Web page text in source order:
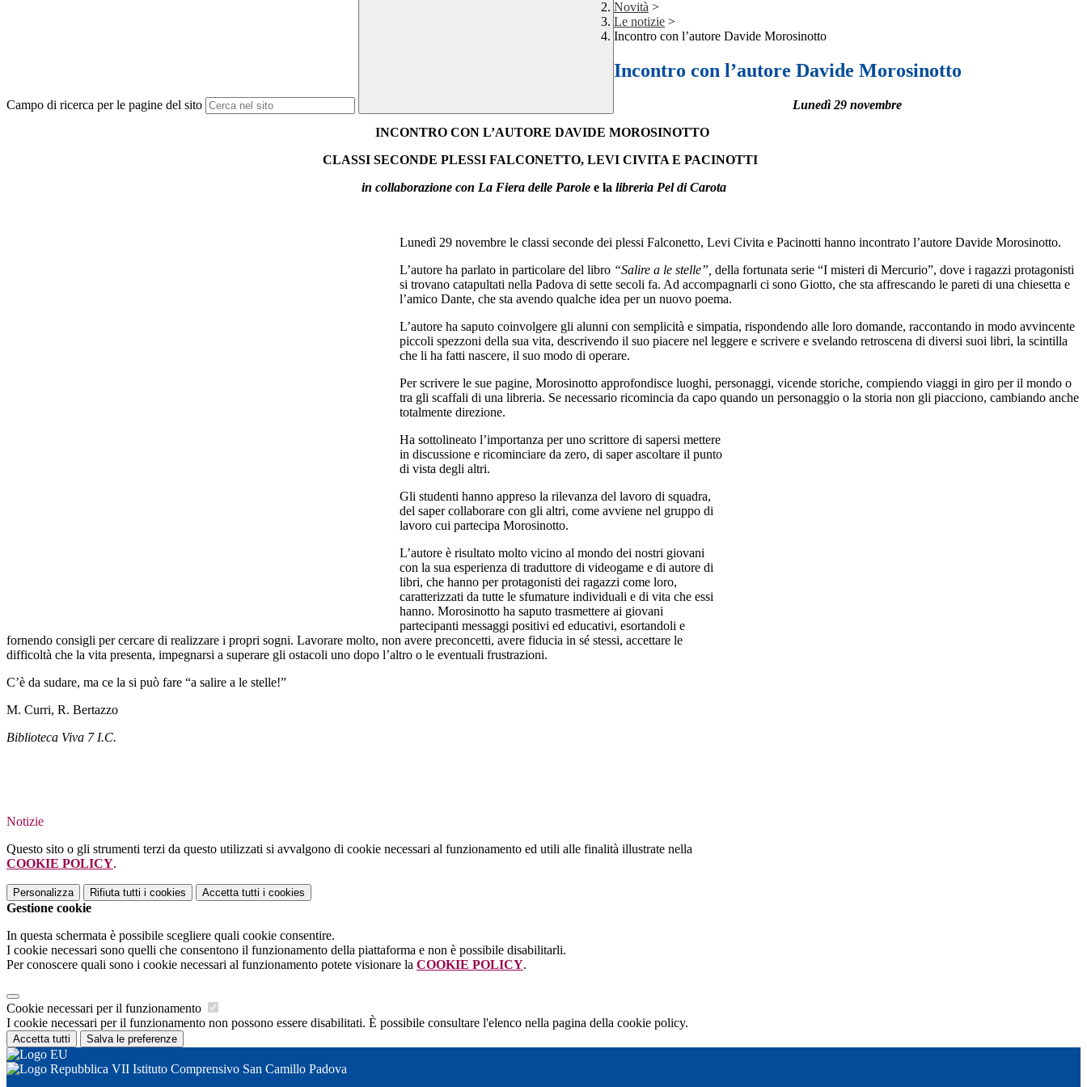
Campo di ricerca per le pagine del sito
Novità >
Le notizie >
Incontro con l’autore Davide Morosinotto
Incontro con l’autore Davide Morosinotto
Lunedì 29 novembre
INCONTRO CON L’AUTORE DAVIDE MOROSINOTTO
CLASSI SECONDE PLESSI FALCONETTO, LEVI CIVITA E PACINOTTI
in collaborazione con La Fiera delle Parolee la libreria Pel di Carota
Lunedì 29 novembre le classi seconde dei plessi Falconetto, Levi Civita e Pacinotti hanno incontrato l’autore Davide Morosinotto.
L’autore ha parlato in particolare del libro “Salire a le stelle”, della fortunata serie “I misteri di Mercurio”, dove i ragazzi protagonisti
si trovano catapultati nella Padova di sette secoli fa. Ad accompagnarli ci sono Giotto, che sta affrescando le pareti di una chiesetta e
l’amico Dante, che sta avendo qualche idea per un nuovo poema.
L’autore ha saputo coinvolgere gli alunni con semplicità e simpatia, rispondendo alle loro domande, raccontando in modo avvincente
piccoli spezzoni della sua vita, descrivendo il suo piacere nel leggere e scrivere e svelando retroscena di diversi suoi libri, la scintilla
che li ha fatti nascere, il suo modo di operare.
Per scrivere le sue pagine, Morosinotto approfondisce luoghi, personaggi, vicende storiche, compiendo viaggi in giro per il mondo o
tra gli scaffali di una libreria. Se necessario ricomincia da capo quando un personaggio o la storia non gli piacciono, cambiando anche
totalmente direzione.
Ha sottolineato l’importanza per uno scrittore di sapersi mettere
in discussione e ricominciare da zero, di saper ascoltare il punto
di vista degli altri.
Gli studenti hanno appreso la rilevanza del lavoro di squadra,
del saper collaborare con gli altri, come avviene nel gruppo di
lavoro cui partecipa Morosinotto.
L’autore è risultato molto vicino al mondo dei nostri giovani
con la sua esperienza di traduttore di videogame e di autore di
libri, che hanno per protagonisti dei ragazzi come loro,
caratterizzati da tutte le sfumature individuali e di vita che essi
hanno. Morosinotto ha saputo trasmettere ai giovani
partecipanti messaggi positivi ed educativi, esortandoli e
fornendo consigli per cercare di realizzare i propri sogni. Lavorare molto, non avere preconcetti, avere fiducia in sé stessi, accettare le
difficoltà che la vita presenta, impegnarsi a superare gli ostacoli uno dopo l’altro o le eventuali frustrazioni.
C’è da sudare, ma ce la si può fare “a salire a le stelle!”
M. Curri, R. Bertazzo
Biblioteca Viva 7 I.C.
Notizie
Questo sito o gli strumenti terzi da questo utilizzati si avvalgono di cookie necessari al funzionamento ed utili alle finalità illustrate nella
COOKIE POLICY.
Personalizza Rifiuta tutti i cookies Accetta tutti i cookies
Gestione cookie
In questa schermata è possibile scegliere quali cookie consentire.
I cookie necessari sono quelli che consentono il funzionamento della piattaforma e non è possibile disabilitarli.
Per conoscere quali sono i cookie necessari al funzionamento potete visionare la COOKIE POLICY.
Cookie necessari per il funzionamento
I cookie necessari per il funzionamento non possono essere disabilitati. È possibile consultare l'elenco nella pagina della cookie policy.
Accetta tutti Salva le preferenze
VII Istituto Comprensivo San Camillo Padova